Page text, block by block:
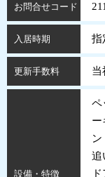
お問合せコード
入居時期 指
更新手数料 当
設備・特徴
ペ